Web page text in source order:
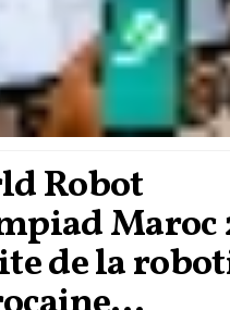
Robot
Maroc
de la